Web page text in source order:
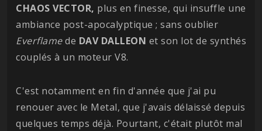
CHAOS VECTOR, plus en finesse, qui insuffle une
ambiance post-apocalyptique ; sans oublier
Everflamede DAV DALLEON et son lot de synthés
couplés à un moteur V8.
C'est notamment en fin d'année que j'ai pu
renouer avec le Metal, que j'avais délaissé depuis
quelques temps déjà. Pourtant, c'était plutôt mal